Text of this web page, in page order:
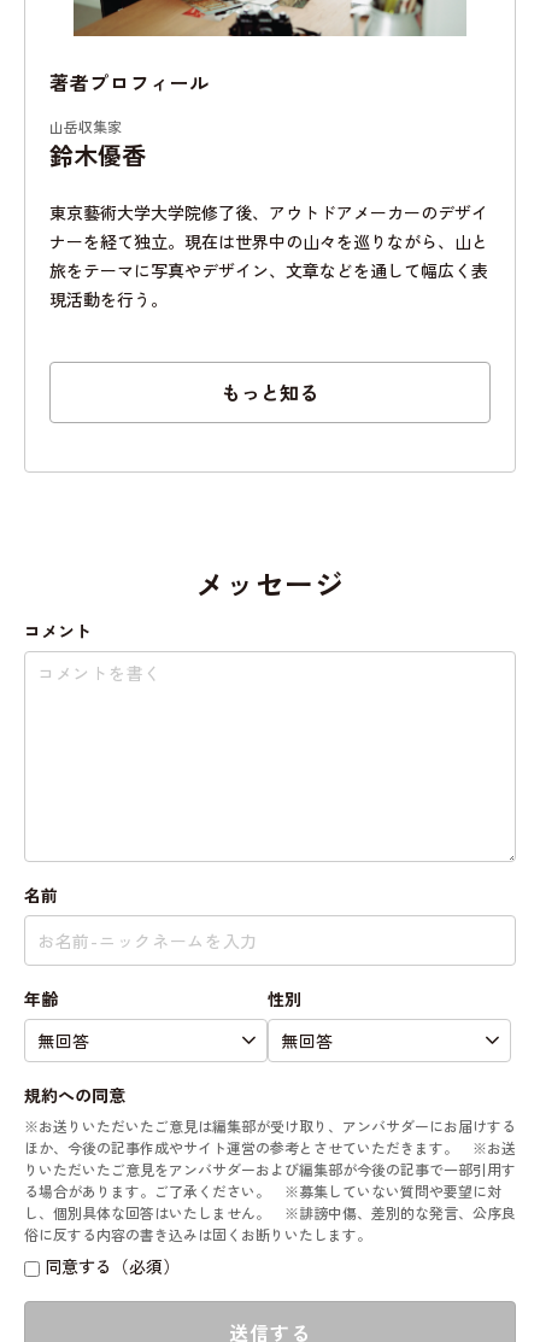
著者プロフィール
山岳収集家
鈴木優香
東京藝術大学大学院修了後、アウトドアメーカーのデザイ
ナーを経て独立。現在は世界中の山々を巡りながら、山と
旅をテーマに写真やデザイン、文章などを通して幅広く表
現活動を行う。
もっと知る
メッセージ
コメント
名前
年齢 性別
規約への同意
※お送りいただいたご意見は編集部が受け取り、アンバサダーにお届けする
ほか、今後の記事作成やサイト運営の参考とさせていただきます。 ※お送
りいただいたご意見をアンバサダーおよび編集部が今後の記事で一部引用す
る場合があります。ご了承ください。 ※募集していない質問や要望に対
し、個別具体な回答はいたしません。 ※誹謗中傷、差別的な発言、公序良
俗に反する内容の書き込みは固くお断りいたします。
同意する（必須）
送信する